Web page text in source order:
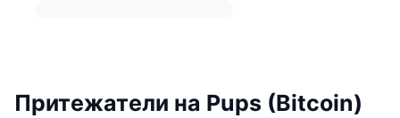
Притежатели на Pups (Bitcoin)